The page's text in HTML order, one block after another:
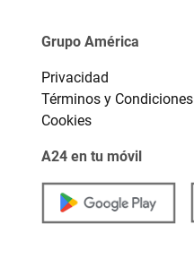
Grupo América
Privacidad
Términos y Condiciones
Cookies
A24 en tu móvil